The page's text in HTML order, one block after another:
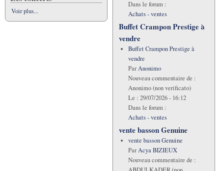
Voir plus...
Dans le forum :
Achats - ventes
Buffet Crampon Prestige à
vendre
Buffet Crampon Prestige à
vendre
ParAnonimo
Nouveau commentaire de :
Anonimo (non verificato)
Le : 29/07/2026 - 16:12
Dans le forum :
Achats - ventes
vente basson Genuine
vente basson Genuine
ParAcya BIZIEUX
Nouveau commentaire de :